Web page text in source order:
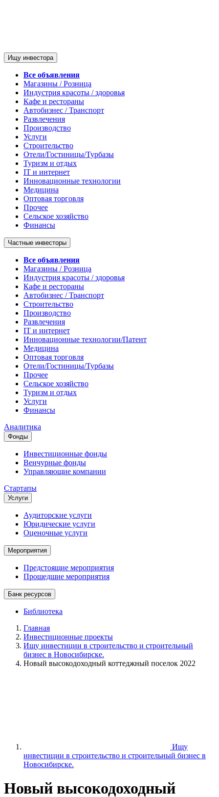
Ищу инвестора
Все объявления
Магазины / Розница
Индустрия красоты / здоровья
Кафе и рестораны
Автобизнес / Транспорт
Развлечения
Производство
Услуги
Строительство
Отели/Гостиницы/Турбазы
Туризм и отдых
IT и интернет
Инновационные технологии
Медицина
Оптовая торговля
Прочее
Сельское хозяйство
Финансы
Частные инвесторы
Все объявления
Магазины / Розница
Индустрия красоты / здоровья
Кафе и рестораны
Автобизнес / Транспорт
Строительство
Производство
Развлечения
IT и интернет
Инновационные технологии/Патент
Медицина
Оптовая торговля
Отели/Гостиницы/Турбазы
Прочее
Сельское хозяйство
Туризм и отдых
Услуги
Финансы
Аналитика
Фонды
Инвестиционные фонды
Венчурные фонды
Управляющие компании
Стартапы
Услуги
Аудиторские услуги
Юридические услуги
Оценочные услуги
Мероприятия
Предстоящие мероприятия
Прошедшие мероприятия
Банк ресурсов
Библиотека
Главная
Инвестиционные проекты
Ищу инвестиции в строительство и строительный
бизнес в Новосибирске.
Новый высокодоходный коттеджный поселок 2022
Ищу
инвестиции в строительство и строительный бизнес в
Новосибирске.
Новый высокодоходный